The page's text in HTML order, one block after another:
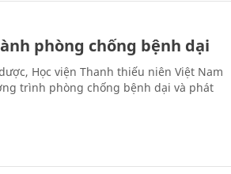
phòng chống bệnh dại
Học viện Thanh thiếu niên Việt Nam
trình phòng chống bệnh dại và phát